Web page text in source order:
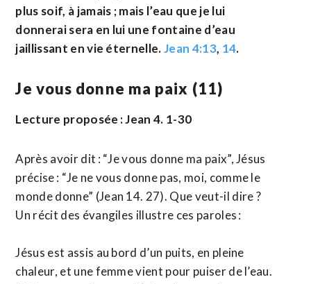
plus soif, à jamais ; mais l’eau que je lui
donnerai sera en lui une fontaine d’eau
jaillissant en vie éternelle.Jean 4:13, 14.
Je vous donne ma paix (11)
Lecture proposée : Jean 4. 1-30
Après avoir dit : “Je vous donne ma paix”, Jésus
précise : “Je ne vous donne pas, moi, comme le
monde donne” (Jean 14. 27). Que veut-il dire ?
Un récit des évangiles illustre ces paroles :
Jésus est assis au bord d’un puits, en pleine
chaleur, et une femme vient pour puiser de l’eau.